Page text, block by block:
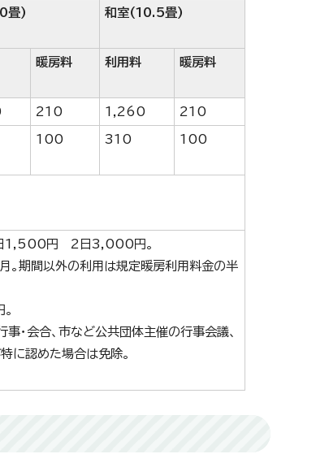
畳) 和室(10.5畳)
暖房料 利用料 暖房料
210 1,260 210
100 310 100
1日1,500円 2日3,000円。
。期間以外の利用は規定暖房利用料金の半
事・会合、市など公共団体主催の行事会議、
に認めた場合は免除。